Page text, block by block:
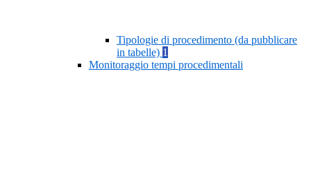
Tipologie di procedimento (da pubblicare
in tabelle) 1
Monitoraggio tempi procedimentali